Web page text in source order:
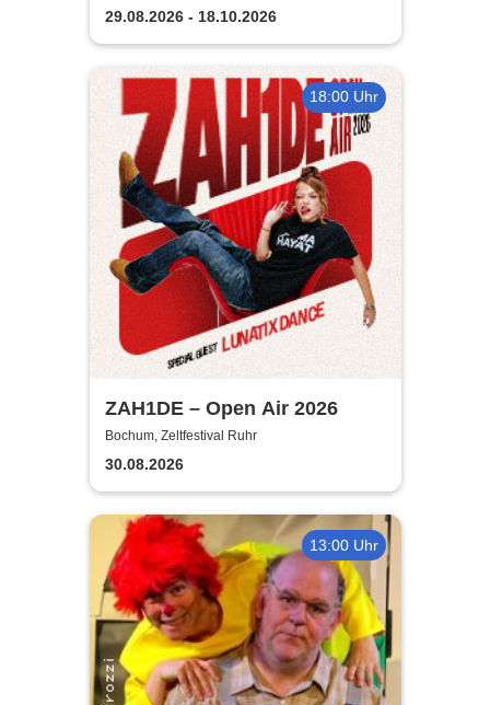
29.08.2026 - 18.10.2026
18:00 Uhr
ZAH1DE – Open Air 2026
Bochum, Zeltfestival Ruhr
30.08.2026
13:00 Uhr